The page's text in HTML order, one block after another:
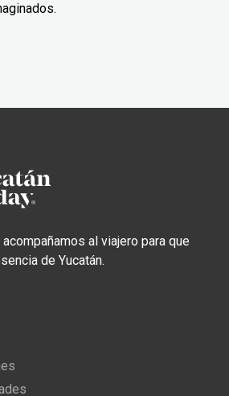
acompañamos al viajero para que
de Yucatán.